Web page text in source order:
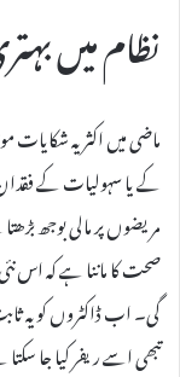
نظام میں
ماضی میں اکثر یہ
کے یا سہولیات کے
مریضوں پر مالی بوجھ
صحت کا ماننا ہے کہ اس
گی۔ اب ڈاکٹروں کو یہ
تبھی اسے ریفر کیا جا